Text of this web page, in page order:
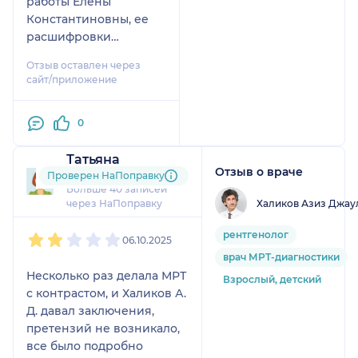
Константиновны, ее
расшифровки
максимально
описывают недостатки
результатам
Отзыв оставлен через
сайт/приложение
0
Татьяна
132 отзыва
Больше 40 записей
через НаПоправку
Проверен НаПоправку
06.10.2025
Несколько раз делала МРТ
с контрастом, и Халиков А.
Д. давал заключения,
претензий не возникало,
все было подробно
Отзыв о враче
Халиков Азиз
рентгенолог
врач МРТ-диагностики
Взрослый, детский